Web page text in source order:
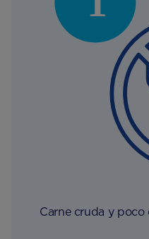
Carne cruda y poco